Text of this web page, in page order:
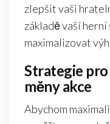
zlepšit vaši
základě vaší
maximalizovat
Strategie
měny akce
Abychom